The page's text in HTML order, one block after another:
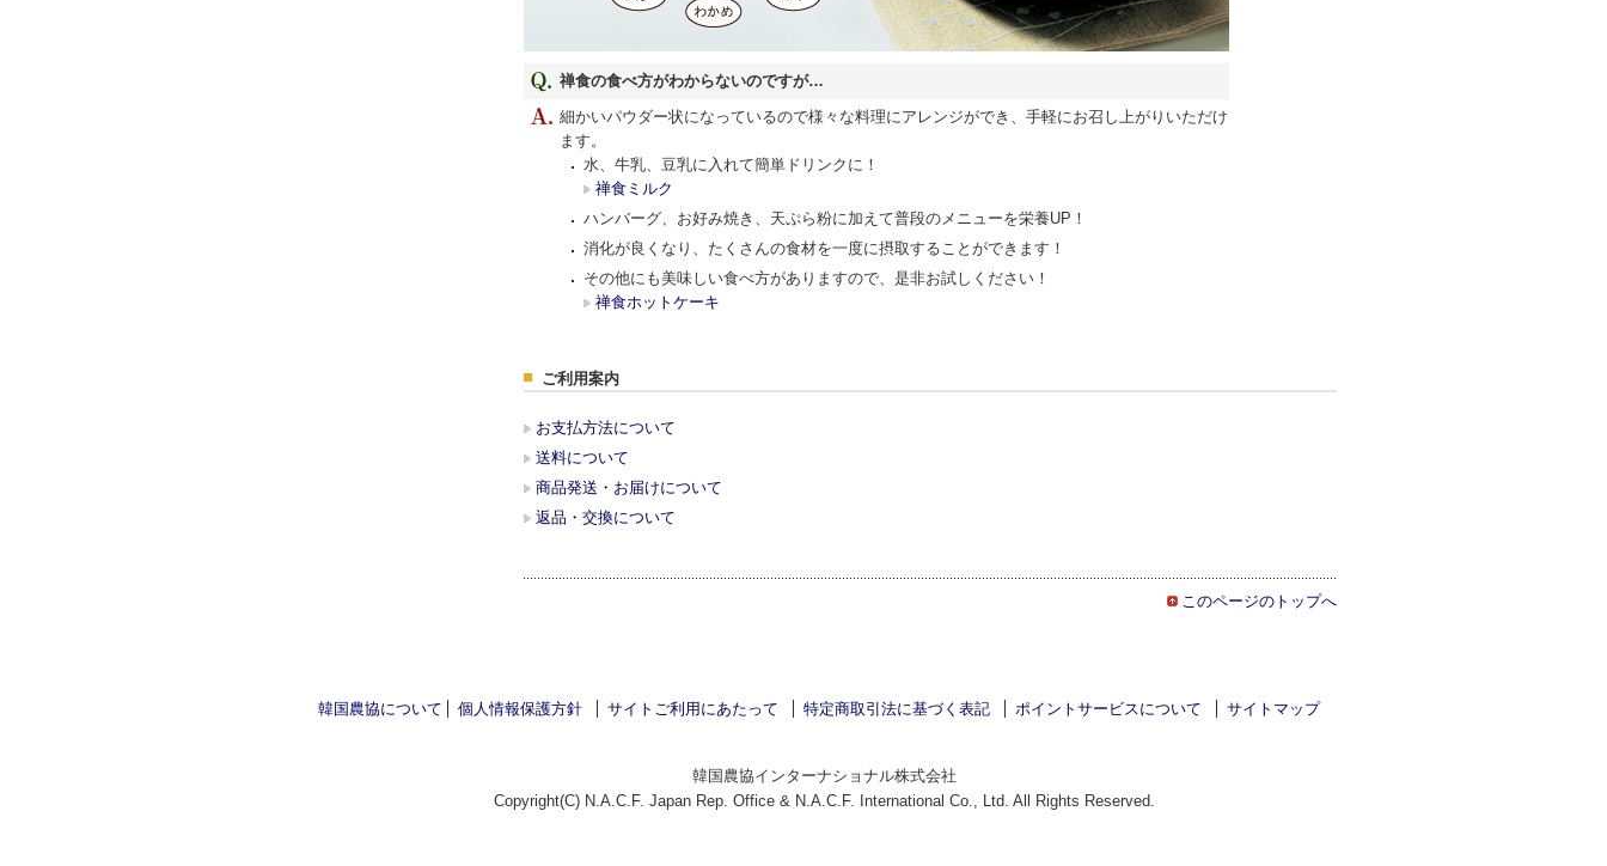
禅食の食べ方がわからないのですが…
細かいパウダー状になっているので様々な料理にアレンジができ、手軽にお召し上がりいただけ
ます。
水、牛乳、豆乳に入れて簡単ドリンクに！
禅食ミルク
ハンバーグ、お好み焼き、天ぷら粉に加えて普段のメニューを栄養UP！
消化が良くなり、たくさんの食材を一度に摂取することができます！
その他にも美味しい食べ方がありますので、是非お試しください！
禅食ホットケーキ
ご利用案内
お支払方法について
送料について
商品発送・お届けについて
返品・交換について
このページのトップへ
韓国農協について 個人情報保護方針 サイトご利用にあたって 特定商取引法に基づく表記 ポイントサービスについて サイトマップ
韓国農協インターナショナル株式会社
Copyright(C) N.A.C.F. Japan Rep. Office & N.A.C.F. International Co., Ltd. All Rights Reserved.